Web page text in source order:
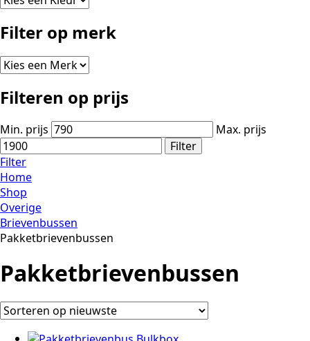
Filter op merk
Filteren op prijs
Min. prijs
Max. prijs
Filter
Filter
Home
Shop
Overige
Brievenbussen
Pakketbrievenbussen
Pakketbrievenbussen